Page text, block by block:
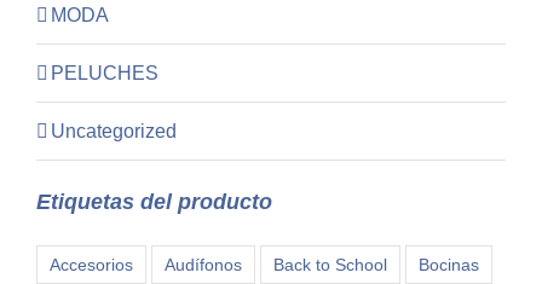
MODA
PELUCHES
Uncategorized
Etiquetas del producto
Accesorios Audífonos Back to School Bocinas